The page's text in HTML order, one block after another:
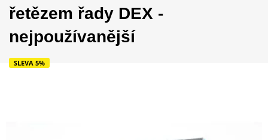
řetězem řady DEX -
nejpoužívanější
SLEVA 5%